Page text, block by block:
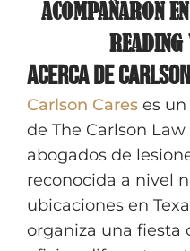
ACOMPAÑARON
READING
Acerca de
Carlson Cares es
de The Carlson
abogados de
reconocida a nivel
ubicaciones en
organiza una fiesta